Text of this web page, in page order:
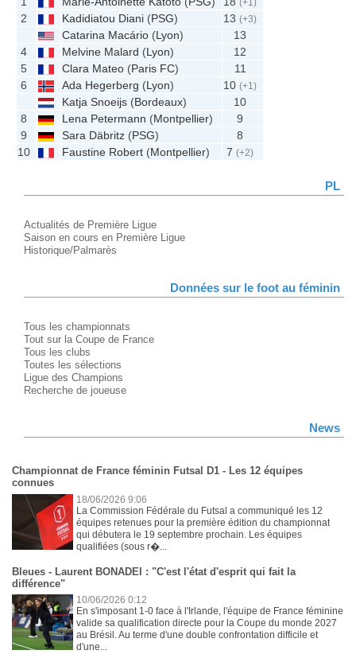
(+1)
2 Kadidiatou Diani (PSG) 13(+3)
Catarina Macário (Lyon)
13
4
Melvine Malard (Lyon)
12
5
Clara Mateo (Paris FC)
11
6
Ada Hegerberg (Lyon) 10(+1)
Katja Snoeijs (Bordeaux)
10
8
Lena Petermann (Montpellier)
9
9
Sara Däbritz (PSG)
8
10
Faustine Robert (Montpellier) 7(+2)
PL
Actualités de Première Ligue
Saison en cours en Première Ligue
Historique/Palmarès
Données sur le foot au féminin
Tous les championnats
Tout sur la Coupe de France
Tous les clubs
Toutes les sélections
Ligue des Champions
Recherche de joueuse
News
Championnat de France féminin Futsal D1 - Les 12 équipes
connues
18/06/2026 9:06
La Commission Fédérale du Futsal a communiqué les 12
équipes retenues pour la première édition du championnat
qui débutera le 19 septembre prochain. Les équipes
qualifiées (sous r�...
Bleues - Laurent BONADEI : "C'est l'état d'esprit qui fait la
différence"
10/06/2026 0:12
En s'imposant 1-0 face à l'Irlande, l'équipe de France féminine
valide sa qualification directe pour la Coupe du monde 2027
au Brésil. Au terme d'une double confrontation difficile et
d'une...